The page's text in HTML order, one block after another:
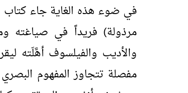
في ضوء هذه الغاية جاء كتاب
مرذولة) فريداً في صياغته
والأديب والفيلسوف أهَّلَته
مفصلة تتجاوز المفهوم